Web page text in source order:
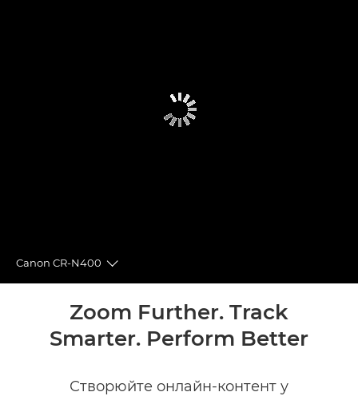
Canon CR-N400
Toggle breadcrumbs
Технічні характеристики
Підтримка
Zoom Further. Track
Smarter. Perform Better
Створюйте онлайн-контент у